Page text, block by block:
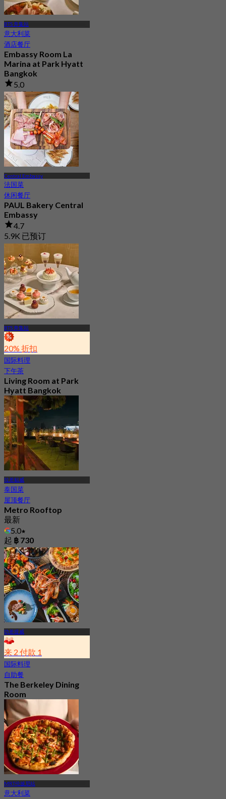
BTS 奔集站
意大利菜
酒店餐厅
Embassy Room La
Marina at Park Hyatt
Bangkok
5.0
90 已预订
起฿ 980
Central Embassy
法国菜
休闲餐厅
PAUL Bakery Central
Embassy
4.7
5.9K 已预订
起฿ 425
BTS 奔集站
20% 折扣
国际料理
下午茶
Living Room at Park
Hyatt Bangkok
4.8
171 已预订
起฿ 1,412.5
拉差贴威
泰国菜
屋顶餐厅
Metro Rooftop
最新
5.0
起 ฿ 730
叻差提威
来 2 付款 1
国际料理
自助餐
The Berkeley Dining
Room
4.5
6.1K 已预订
起฿ 647
MRT伦披尼站
意大利菜